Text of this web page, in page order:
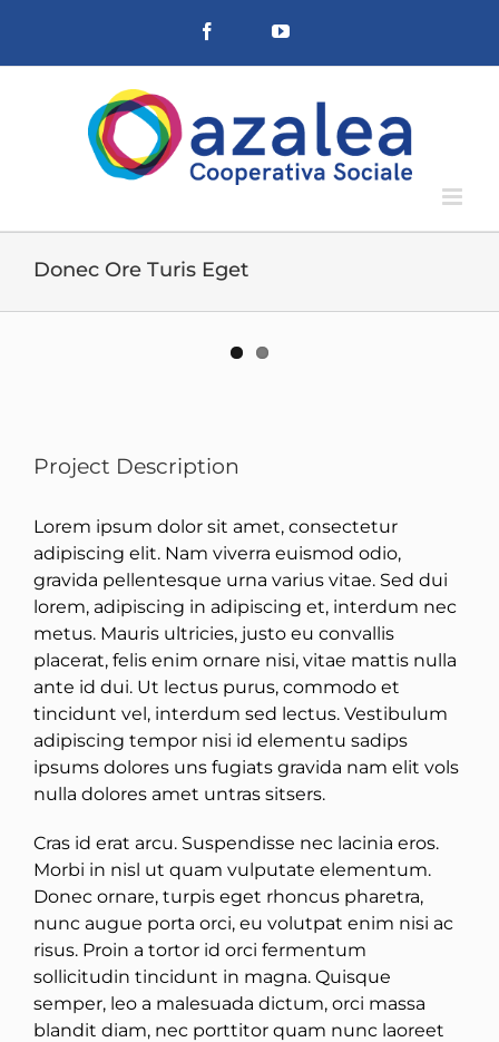
contenuto
Facebook YouTube
Donec Ore Turis Eget
Project Description
Lorem ipsum dolor sit amet, consectetur
adipiscing elit. Nam viverra euismod odio,
gravida pellentesque urna varius vitae. Sed dui
lorem, adipiscing in adipiscing et, interdum nec
metus. Mauris ultricies, justo eu convallis
placerat, felis enim ornare nisi, vitae mattis nulla
ante id dui. Ut lectus purus, commodo et
tincidunt vel, interdum sed lectus. Vestibulum
adipiscing tempor nisi id elementu sadips
ipsums dolores uns fugiats gravida nam elit vols
nulla dolores amet untras sitsers.
Cras id erat arcu. Suspendisse nec lacinia eros.
Morbi in nisl ut quam vulputate elementum.
Donec ornare, turpis eget rhoncus pharetra,
nunc augue porta orci, eu volutpat enim nisi ac
risus. Proin a tortor id orci fermentum
sollicitudin tincidunt in magna. Quisque
semper, leo a malesuada dictum, orci massa
blandit diam, nec porttitor quam nunc laoreet